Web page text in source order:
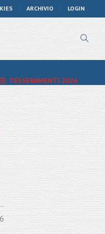
ARCHIVIO LOGIN
TESSERAMENTI 2026